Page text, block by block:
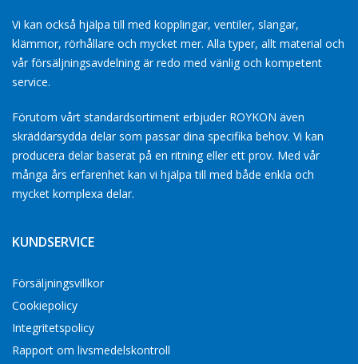
Vi kan också hjälpa till med kopplingar, ventiler, slangar,
klämmor, rörhållare och mycket mer. Alla typer, allt material och
vår försäljningsavdelning är redo med vänlig och kompetent
service.
Förutom vårt standardsortiment erbjuder ROYKON även
skräddarsydda delar som passar dina specifika behov. Vi kan
producera delar baserat på en ritning eller ett prov. Med vår
många års erfarenhet kan vi hjälpa till med både enkla och
mycket komplexa delar.
KUNDSERVICE
Försäljningsvillkor
Cookiepolicy
Integritetspolicy
Rapport om livsmedelskontroll